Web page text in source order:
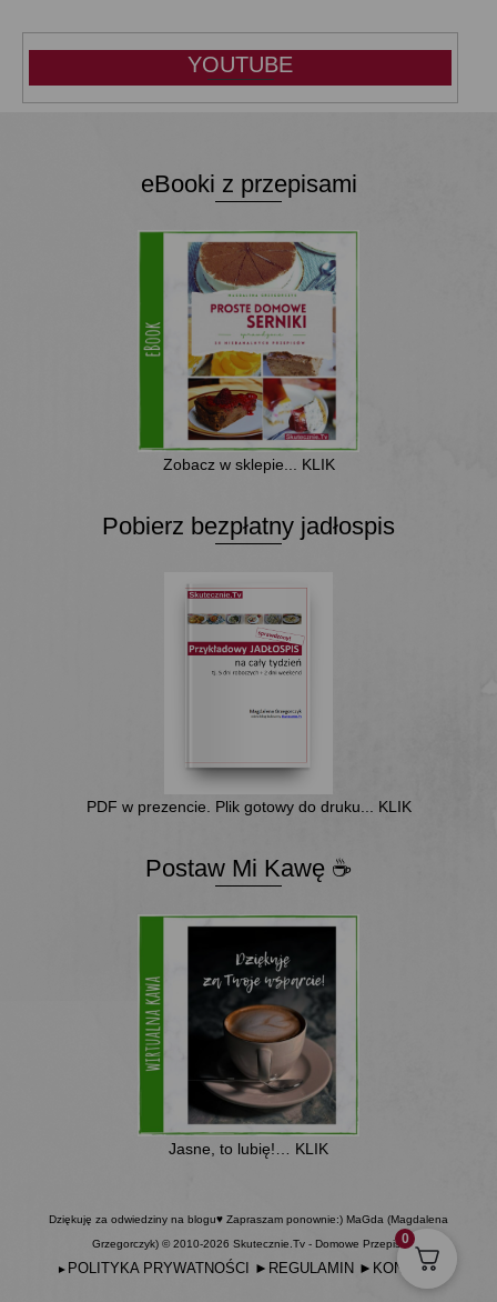
YOUTUBE
eBooki z przepisami
Zobacz w sklepie... KLIK
Pobierz bezpłatny jadłospis
PDF w prezencie. Plik gotowy do druku... KLIK
Postaw Mi Kawę ☕
Jasne, to lubię!… KLIK
Dziękuję za odwiedziny na blogu♥ Zapraszam ponownie:) MaGda (Magdalena
Grzegorczyk) © 2010-2026 Skutecznie.Tv - Domowe Przepisy
► POLITYKA PRYWATNOŚCI ► REGULAMIN ► KONTAKT
0